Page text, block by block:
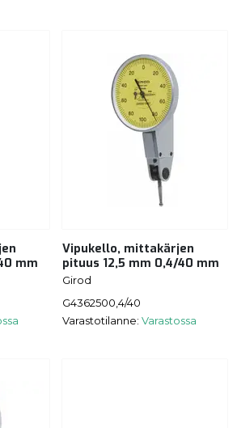
mm
Vipukello, mittakärjen
pituus 12,5 mm 0,4/40 mm
Girod
G4362500,4/40
Varastotilanne: Varastossa